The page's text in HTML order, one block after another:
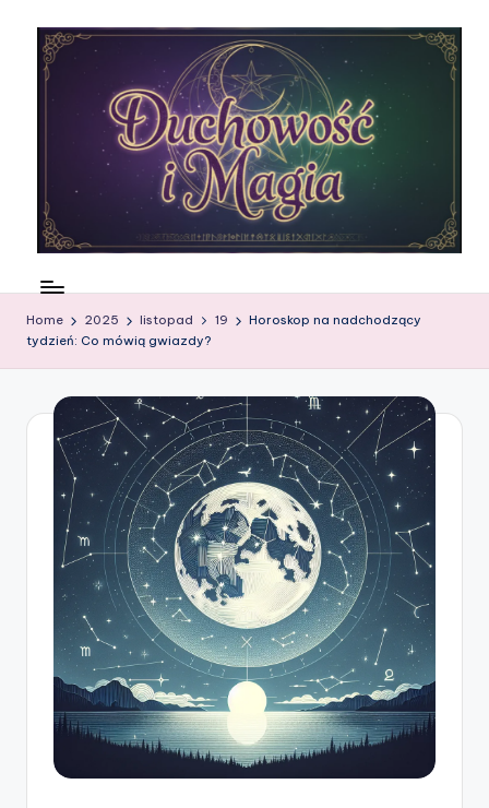
content
m
a
rt
w
Home 2025 listopad 19
Horoskop na nadchodzący
tydzień: Co mówią gwiazdy?